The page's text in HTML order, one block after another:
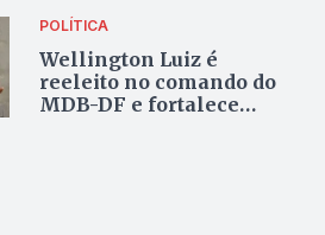
POLÍTICA
Wellington Luiz é
reeleito no comando do
MDB-DF e fortalece